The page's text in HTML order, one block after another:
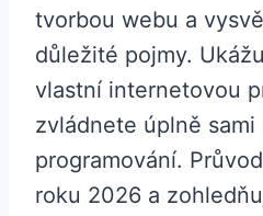
tvorbou webu a
důležité pojmy.
vlastní internetovou
zvládnete úplně
programování.
roku 2026 a